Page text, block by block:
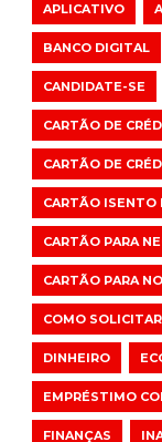
APLICATIVO
BANCO DIGITAL
CANDIDATE-SE
CARTÃO DE
CARTÃO DE
CARTÃO ISENTO
CARTÃO PARA
CARTÃO PARA
COMO SOLICITAR
DINHEIRO
EMPRÉSTIMO
FINANÇAS